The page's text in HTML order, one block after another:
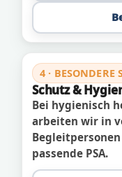
4 · BESONDERE
Schutz &
Bei hygienisch
arbeiten wir in
passende PSA.